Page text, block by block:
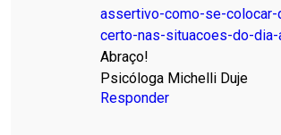
assertivo-como-se-
certo-nas-situacoes-do-
Abraço!
Psicóloga Michelli Duje
Responder